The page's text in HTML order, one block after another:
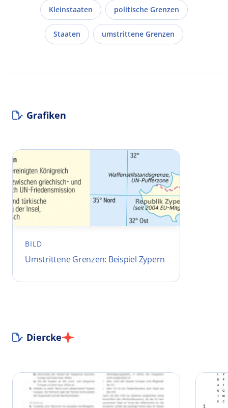
Kleinstaaten politische Grenzen
Staaten umstrittene Grenzen
Grafiken
BILD
Umstrittene Grenzen: Beispiel Zypern
Diercke